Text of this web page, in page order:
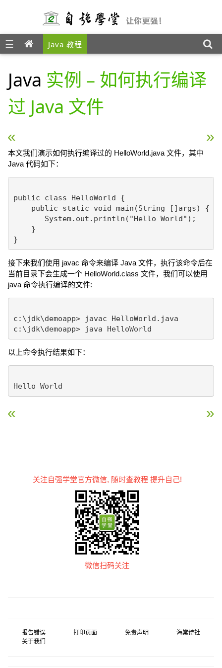
☰ Java 教程
Java 实例 – 如何执行编译
过 Java 文件
« Java 实例 – 如何编译 Java 文件Java 实例 – 如何查看
本文我们演示如何执行编译过的 HelloWorld.java 文件，其中
Java 代码如下：
public class HelloWorld {
    public static void main(String []args) {
       System.out.println("Hello World");
    }
接下来我们使用 javac 命令来编译 Java 文件，执行该命令后在
当前目录下会生成一个 HelloWorld.class 文件，我们可以使用
java 命令执行编译的文件:
c:\jdk\demoapp> javac HelloWorld.java
以上命令执行结果如下：
« Java 实例 – 如何编译 Java 文件Java 实例 – 如何查看
关注自强学堂官方微信, 随时查教程 提升自己!
微信扫码关注
报告错误 打印页面 免责声明
海棠诗社
关于我们